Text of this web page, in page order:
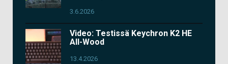
3.6.2026
Video: Testissä Keychron K2 HE
All-Wood
13.4.2026